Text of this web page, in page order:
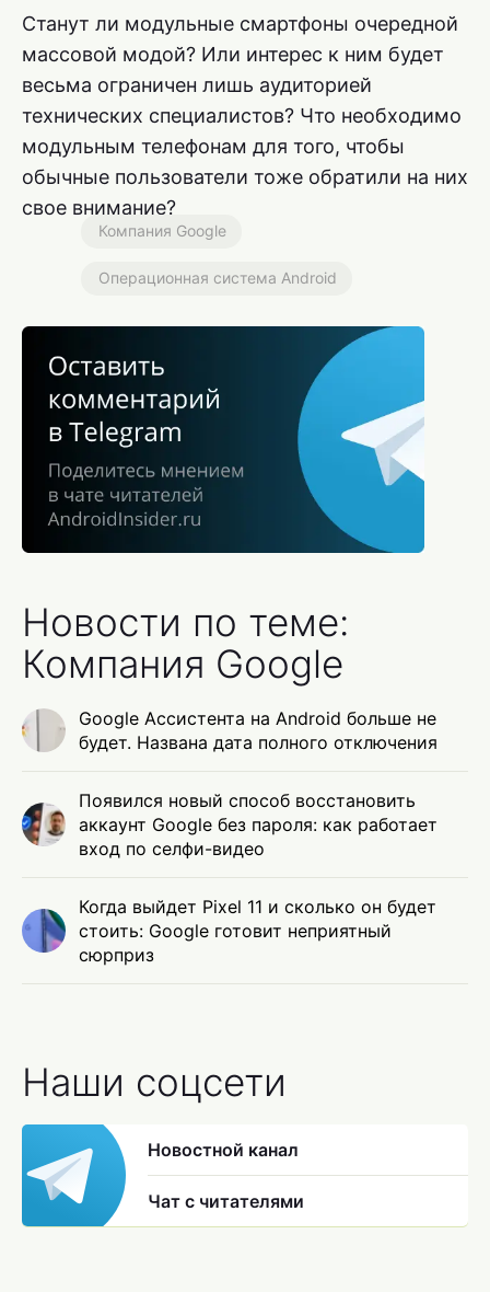
Станут ли модульные смартфоны очередной
массовой модой? Или интерес к ним будет
весьма ограничен лишь аудиторией
технических специалистов? Что необходимо
модульным телефонам для того, чтобы
обычные пользователи тоже обратили на них
свое внимание?
Компания Google
Операционная система Android
Новости по теме:
Компания Google
Google Ассистента на Android больше не
будет. Названа дата полного отключения
Появился новый способ восстановить
аккаунт Google без пароля: как работает
вход по селфи-видео
Когда выйдет Pixel 11 и сколько он будет
стоить: Google готовит неприятный
сюрприз
Наши соцсети
Новостной канал
Чат с читателями